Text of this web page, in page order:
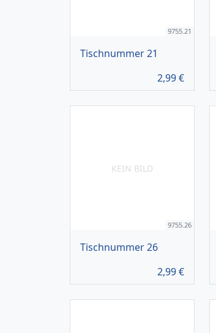
9755.21
Tischnummer 21
2,99€
KEIN BILD
9755.26
Tischnummer 26
2,99€